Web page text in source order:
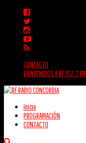
CONTACTO
BIENVENIDOS A RF 102.7 FM
Inicio
PROGRAMACIÓN
CONTACTO